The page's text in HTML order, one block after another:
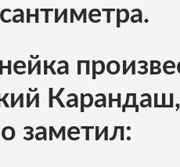
заметил: